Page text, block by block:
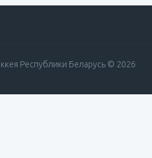
Республики Беларусь © 2026